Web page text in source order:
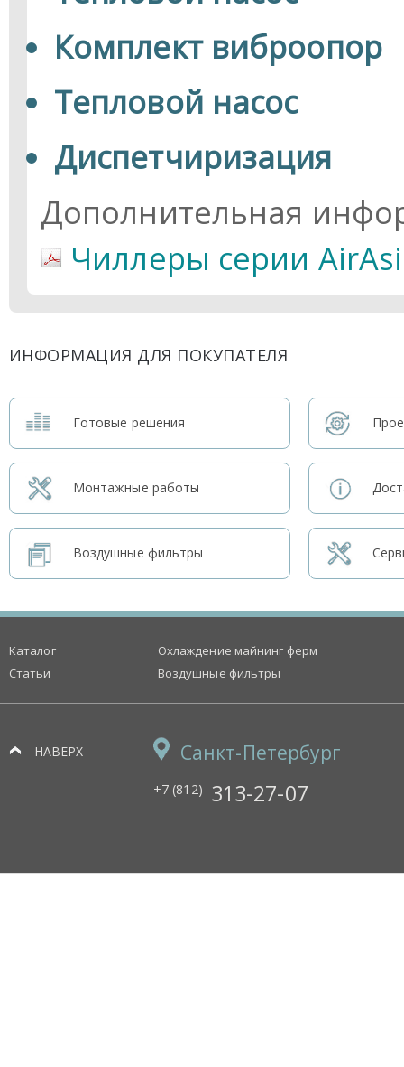
Комплект виброопор
Тепловой насос
Диспетчиризация
Дополнительная
Чиллеры серии
ИНФОРМАЦИЯ ДЛЯ ПОКУПАТЕЛЯ
Готовые решения
Монтажные работы
Воздушные фильтры
Каталог
Статьи
Охлаждение майнинг ферм
Воздушные фильтры
НАВЕРХ Санкт-Петербург
+7 (812) 313-27-07